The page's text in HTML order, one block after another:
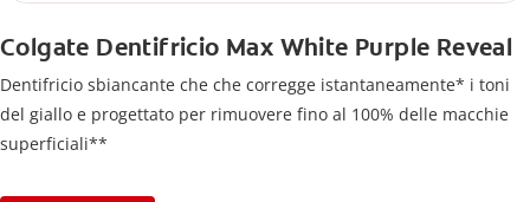
Colgate Dentifricio Max White Purple Reveal
Dentifricio sbiancante che che corregge istantaneamente* i toni
del giallo e progettato per rimuovere fino al 100% delle macchie
superficiali**